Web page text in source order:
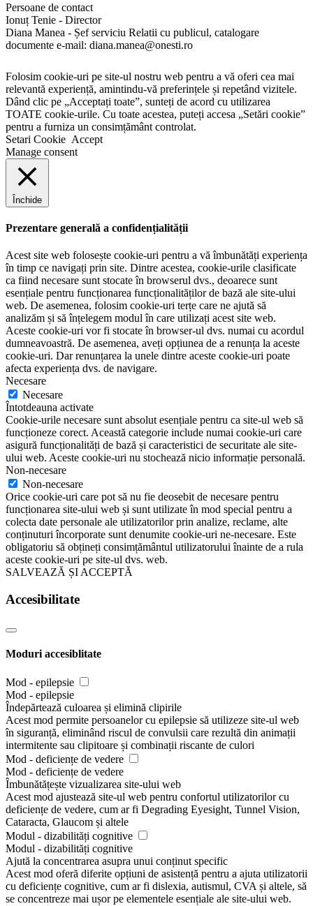
Persoane de contact
Ionuț Tenie - Director
Diana Manea - Șef serviciu Relatii cu publicul, catalogare
documente e-mail: diana.manea@onesti.ro
Folosim cookie-uri pe site-ul nostru web pentru a vă oferi cea mai
relevantă experiență, amintindu-vă preferințele și repetând vizitele.
Dând clic pe „Acceptați toate”, sunteți de acord cu utilizarea
TOATE cookie-urile. Cu toate acestea, puteți accesa „Setări cookie”
pentru a furniza un consimțământ controlat.
Setari Cookie Accept
Manage consent
Închide
Prezentare generală a confidențialității
Acest site web folosește cookie-uri pentru a vă îmbunătăți experiența
în timp ce navigați prin site. Dintre acestea, cookie-urile clasificate
ca fiind necesare sunt stocate în browserul dvs., deoarece sunt
esențiale pentru funcționarea funcționalităților de bază ale site-ului
web. De asemenea, folosim cookie-uri terțe care ne ajută să
analizăm și să înțelegem modul în care utilizați acest site web.
Aceste cookie-uri vor fi stocate în browser-ul dvs. numai cu acordul
dumneavoastră. De asemenea, aveți opțiunea de a renunța la aceste
cookie-uri. Dar renunțarea la unele dintre aceste cookie-uri poate
afecta experiența dvs. de navigare.
Necesare
Necesare
Întotdeauna activate
Cookie-urile necesare sunt absolut esențiale pentru ca site-ul web să
funcționeze corect. Această categorie include numai cookie-uri care
asigură funcționalități de bază și caracteristici de securitate ale site-
ului web. Aceste cookie-uri nu stochează nicio informație personală.
Non-necesare
Non-necesare
Orice cookie-uri care pot să nu fie deosebit de necesare pentru
funcționarea site-ului web și sunt utilizate în mod special pentru a
colecta date personale ale utilizatorilor prin analize, reclame, alte
conținuturi încorporate sunt denumite cookie-uri ne-necesare. Este
obligatoriu să obțineți consimțământul utilizatorului înainte de a rula
aceste cookie-uri pe site-ul dvs. web.
SALVEAZĂ ȘI ACCEPTĂ
Accesibilitate
Moduri accesiblitate
Mod - epilepsie
Mod - epilepsie
Îndepărtează culoarea și elimină clipirile
Acest mod permite persoanelor cu epilepsie să utilizeze site-ul web
în siguranță, eliminând riscul de convulsii care rezultă din animații
intermitente sau clipitoare și combinații riscante de culori
Mod - deficiențe de vedere
Mod - deficiențe de vedere
Îmbunătățește vizualizarea site-ului web
Acest mod ajustează site-ul web pentru confortul utilizatorilor cu
deficiențe de vedere, cum ar fi Degrading Eyesight, Tunnel Vision,
Cataracta, Glaucom și altele
Modul - dizabilități cognitive
Modul - dizabilități cognitive
Ajută la concentrarea asupra unui conținut specific
Acest mod oferă diferite opțiuni de asistență pentru a ajuta utilizatorii
cu deficiențe cognitive, cum ar fi dislexia, autismul, CVA și altele, să
se concentreze mai ușor pe elementele esențiale ale site-ului web.